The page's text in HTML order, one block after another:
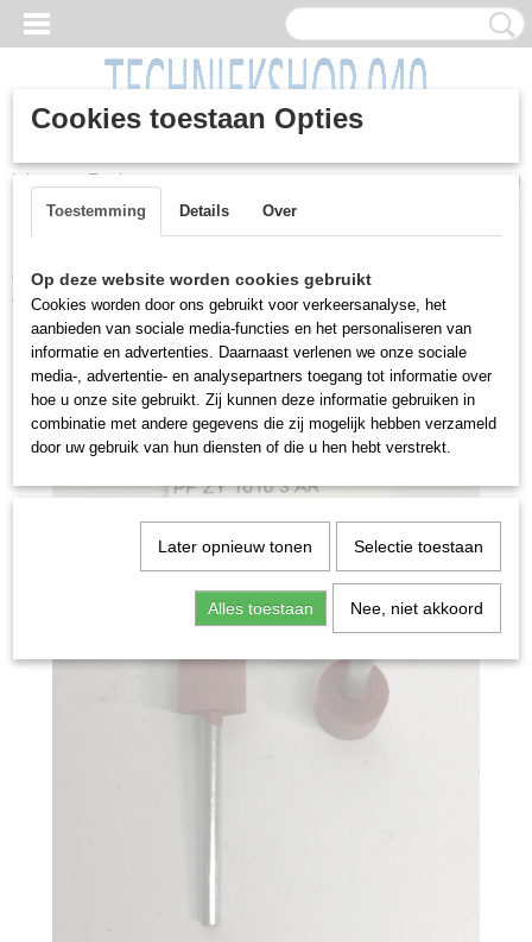
Inloggen Registreren
Home >Machines> Gereedschap>Handgereedschap
slijpstiften, diverse maten, Pferd
Cookies toestaan Opties
Toestemming Details Over
Op deze website worden cookies gebruikt
Cookies worden door ons gebruikt voor verkeersanalyse, het
aanbieden van sociale media-functies en het personaliseren van
informatie en advertenties. Daarnaast verlenen we onze sociale
media-, advertentie- en analysepartners toegang tot informatie over
hoe u onze site gebruikt. Zij kunnen deze informatie gebruiken in
combinatie met andere gegevens die zij mogelijk hebben verzameld
door uw gebruik van hun diensten of die u hen hebt verstrekt.
Later opnieuw tonen Selectie toestaan
Alles toestaan Nee, niet akkoord